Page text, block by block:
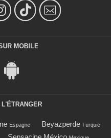
MOBILE
Espagne Beyazperde Turquie